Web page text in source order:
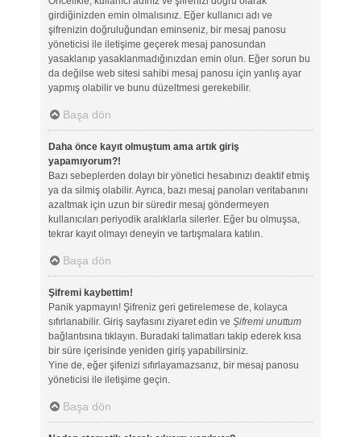
girdiğinizden emin olmalısınız. Eğer kullanıcı adı ve
şifrenizin doğruluğundan eminseniz, bir mesaj panosu
yöneticisi ile iletişime geçerek mesaj panosundan
yasaklanıp yasaklanmadığınızdan emin olun. Eğer sorun bu
da değilse web sitesi sahibi mesaj panosu için yanlış ayar
yapmış olabilir ve bunu düzeltmesi gerekebilir.
Başa dön
Daha önce kayıt olmuştum ama artık giriş
yapamıyorum?!
Bazı sebeplerden dolayı bir yönetici hesabınızı deaktif etmiş
ya da silmiş olabilir. Ayrıca, bazı mesaj panoları veritabanını
azaltmak için uzun bir süredir mesaj göndermeyen
kullanıcıları periyodik aralıklarla silerler. Eğer bu olmuşsa,
tekrar kayıt olmayı deneyin ve tartışmalara katılın.
Başa dön
Şifremi kaybettim!
Panik yapmayın! Şifreniz geri getirelemese de, kolayca
sıfırlanabilir. Giriş sayfasını ziyaret edin ve Şifremi unuttum
bağlantısına tıklayın. Buradaki talimatları takip ederek kısa
bir süre içerisinde yeniden giriş yapabilirsiniz.
Yine de, eğer şifenizi sıfırlayamazsanız, bir mesaj panosu
yöneticisi ile iletişime geçin.
Başa dön